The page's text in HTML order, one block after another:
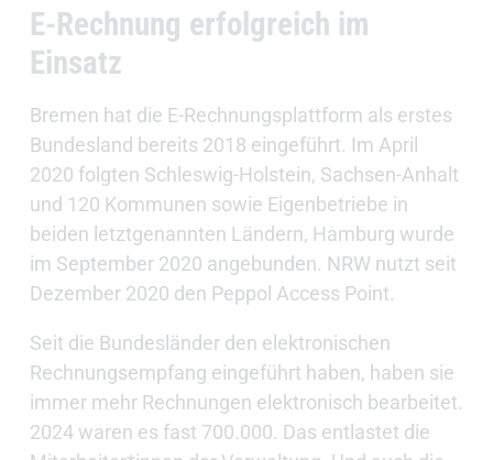
E-Rechnung erfolgreich im
Einsatz
Bremen hat die E-Rechnungsplattform als erstes
Bundesland bereits 2018 eingeführt. Im April
2020 folgten Schleswig-Holstein, Sachsen-Anhalt
und 120 Kommunen sowie Eigenbetriebe in
beiden letztgenannten Ländern, Hamburg wurde
im September 2020 angebunden. NRW nutzt seit
Dezember 2020 den Peppol Access Point.
Seit die Bundesländer den elektronischen
Rechnungsempfang eingeführt haben, haben sie
immer mehr Rechnungen elektronisch bearbeitet.
2024 waren es fast 700.000. Das entlastet die